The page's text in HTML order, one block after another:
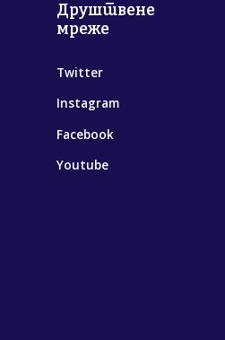
Друштвене
мреже
Twitter
Instagram
Facebook
Youtube